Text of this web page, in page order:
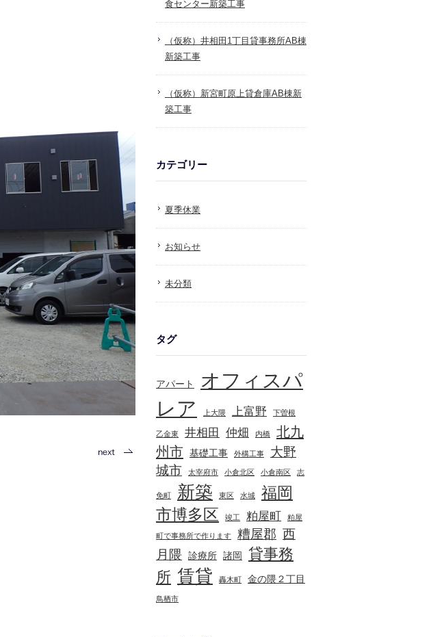
食センター新築工事
（仮称）井相田1丁目貸事務所AB棟
新築工事
（仮称）新宮町原上貸倉庫AB棟新
築工事
カテゴリー
夏季休業
お知らせ
未分類
タグ
アパート
オフィスパ
レア
上大隈 上富野 下曽根
乙金東 井相田 仲畑 内橋
北九
州市 基礎工事 外構工事
大野
城市
太宰府市 小倉北区 小倉南区 志
免町 新築 東区 水城
福岡
市博多区
竣工 粕屋町 粕屋
町で事務所で作ります 糟屋郡 西
月隈 診療所 諸岡
貸事務
所 賃貸 轟木町 金の隈２丁目
鳥栖市